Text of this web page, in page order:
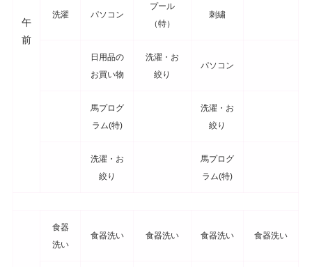
午
前
洗濯 パソコン
プール
（特）
刺繍
日用品の
お買い物
洗濯・お
絞り
パソコン
馬プログ
ラム(特)
洗濯・お
絞り
洗濯・お
絞り
馬プログ
ラム(特)
食器
洗い
食器洗い 食器洗い 食器洗い 食器洗い